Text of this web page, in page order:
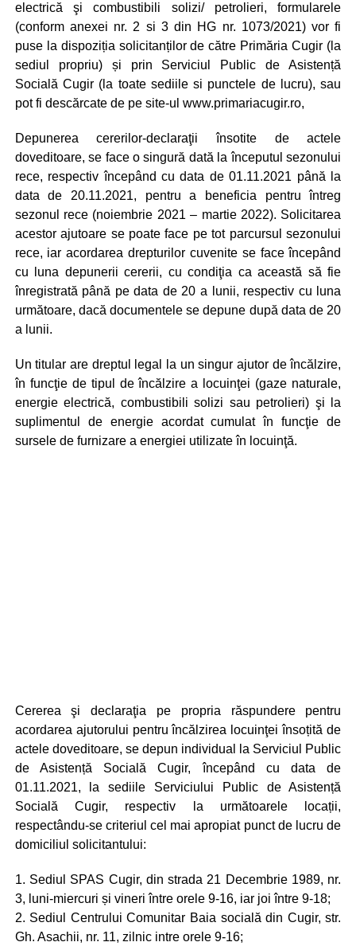
electrică şi combustibili solizi/ petrolieri, formularele
(conform anexei nr. 2 si 3 din HG nr. 1073/2021) vor fi
puse la dispoziția solicitanților de către Primăria Cugir (la
sediul propriu) și prin Serviciul Public de Asistență
Socială Cugir (la toate sediile si punctele de lucru), sau
pot fi descărcate de pe site-ul www.primariacugir.ro,
Depunerea cererilor-declaraţii însotite de actele
doveditoare, se face o singură dată la începutul sezonului
rece, respectiv începând cu data de 01.11.2021 până la
data de 20.11.2021, pentru a beneficia pentru întreg
sezonul rece (noiembrie 2021 – martie 2022). Solicitarea
acestor ajutoare se poate face pe tot parcursul sezonului
rece, iar acordarea drepturilor cuvenite se face începând
cu luna depunerii cererii, cu condiţia ca această să fie
înregistrată până pe data de 20 a lunii, respectiv cu luna
următoare, dacă documentele se depune după data de 20
a lunii.
Un titular are dreptul legal la un singur ajutor de încălzire,
în funcţie de tipul de încălzire a locuinţei (gaze naturale,
energie electrică, combustibili solizi sau petrolieri) şi la
suplimentul de energie acordat cumulat în funcţie de
sursele de furnizare a energiei utilizate în locuinţă.
Cererea şi declaraţia pe propria răspundere pentru
acordarea ajutorului pentru încălzirea locuinţei însoțită de
actele doveditoare, se depun individual la Serviciul Public
de Asistență Socială Cugir, începând cu data de
01.11.2021, la sediile Serviciului Public de Asistență
Socială Cugir, respectiv la următoarele locații,
respectându-se criteriul cel mai apropiat punct de lucru de
domiciliul solicitantului:
1. Sediul SPAS Cugir, din strada 21 Decembrie 1989, nr.
3, luni-miercuri și vineri între orele 9-16, iar joi între 9-18;
2. Sediul Centrului Comunitar Baia socială din Cugir, str.
Gh. Asachii, nr. 11, zilnic intre orele 9-16;